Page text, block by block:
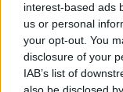
interest-based ads
us or personal
your opt-out. You
disclosure of your
IAB’s list of